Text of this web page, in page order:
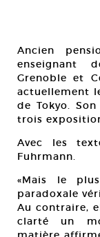
Ancien
enseignant
Grenoble et
actuellement
de Tokyo.
trois
Avec les
Fuhrmann.
«Mais le
paradoxale
Au contraire,
clarté un